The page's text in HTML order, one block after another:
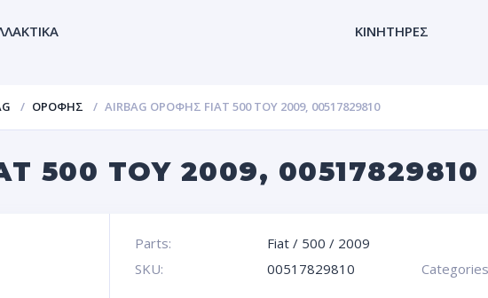
ΚΙΝΗΤΗΡΕΣ
ΟΡΟΦΗΣ AIRBAG ΟΡΟΦΗΣ FIAT 500 TOY 2009, 00517829810
500 TOY 2009, 00517829810
Parts: Fiat/ 500 / 2009
SKU:
00517829810